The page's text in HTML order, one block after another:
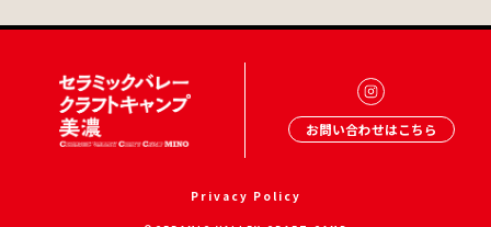
お問い合わせはこちら
Privacy Policy